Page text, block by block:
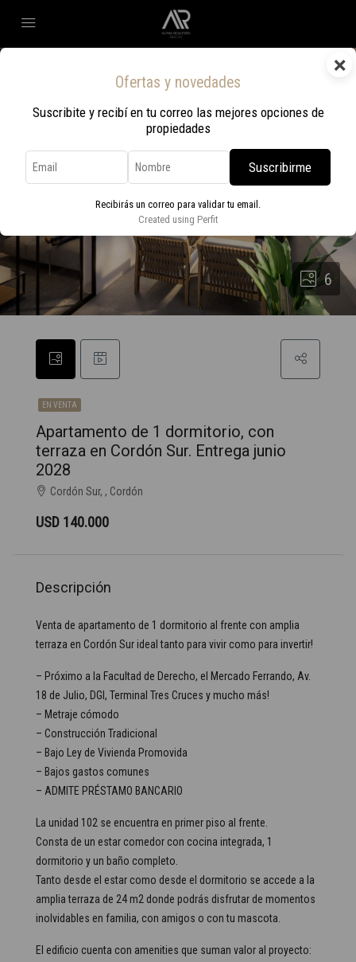
×
Ofertas y novedades
Suscribite y recibí en tu correo las mejores opciones de
propiedades
Suscribirme
Recibirás un correo para validar tu email.
Created using Perfit
6
EN VENTA
Apartamento de 1 dormitorio, con
terraza en Cordón Sur. Entrega junio
2028
Cordón Sur, , Cordón
USD 140.000
Descripción
Venta de apartamento de 1 dormitorio al frente con amplia
terraza en Cordón Sur ideal tanto para vivir como para invertir!
– Próximo a la Facultad de Derecho, el Mercado Ferrando, Av.
18 de Julio, DGI, Terminal Tres Cruces y mucho más!
– Metraje cómodo
– Construcción Tradicional
– Bajo Ley de Vivienda Promovida
– Bajos gastos comunes
– ADMITE PRÉSTAMO BANCARIO
La unidad 102 se encuentra en primer piso al frente.
Consta de un estar comedor con cocina integrada, 1
dormitorio y un baño completo.
Tanto desde el estar como desde el dormitorio se accede a la
amplia terraza de 24 m2 donde podrás disfrutar de momentos
inolvidables en familia, con amigos o con tu mascota.
El edificio cuenta con amenities que suman valor al proyecto: